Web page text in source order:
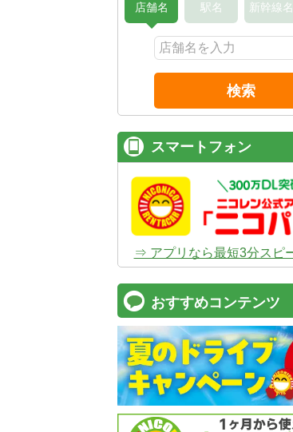
店舗名 駅名 新幹線名
検索
スマートフォン
⇒ アプリなら最短3分スピ
おすすめコンテンツ